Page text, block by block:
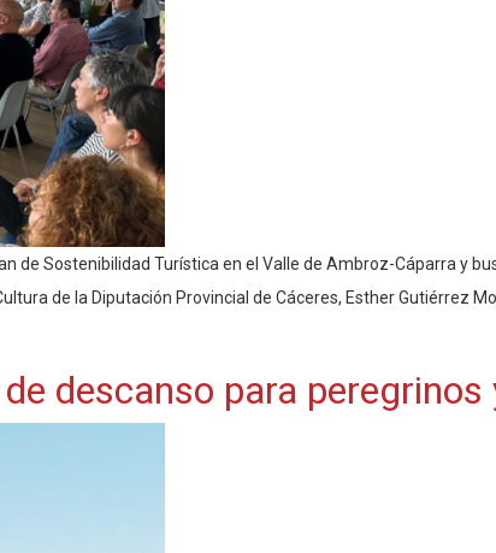
de Sostenibilidad Turística en el Valle de Ambroz-Cáparra y
de la Diputación Provincial de Cáceres, Esther Gutiérrez
descanso para